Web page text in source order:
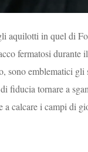
aquilotti in quel di
fermatosi durante
sono emblematici
fiducia tornare a
a calcare i campi di